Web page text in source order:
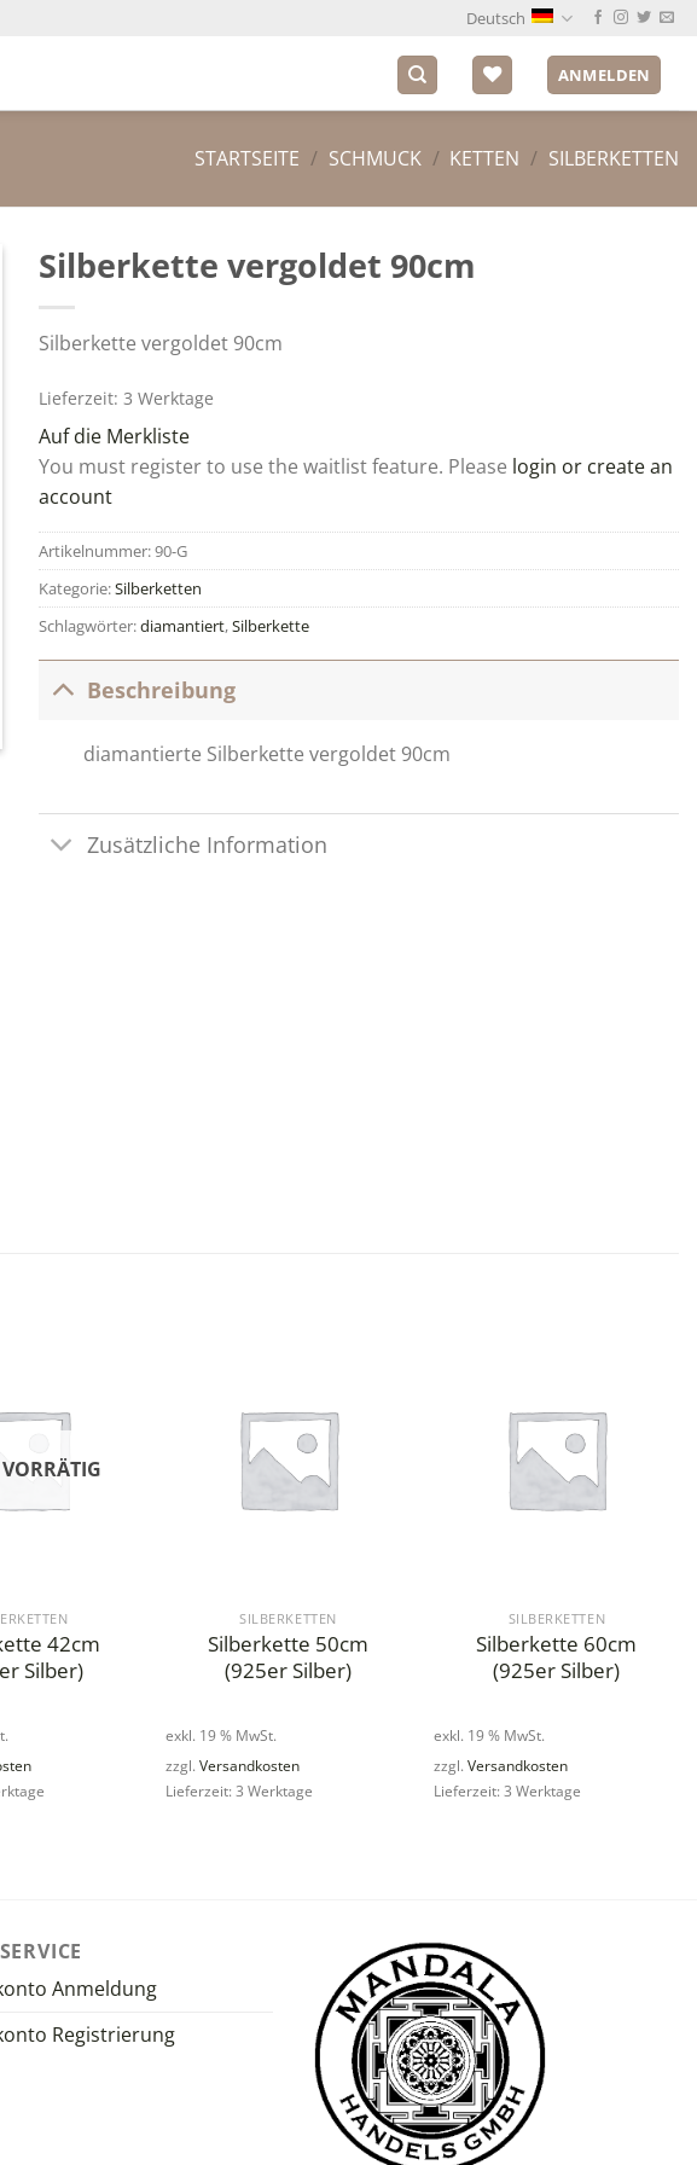
Deutsch
ANMELDEN
STARTSEITE / SCHMUCK / KETTEN / SILBERKETTEN
Silberkette vergoldet 90cm
Silberkette vergoldet 90cm
Lieferzeit: 3 Werktage
Auf die Merkliste
You must register to use the waitlist feature. Please login or create an
account
Artikelnummer:90-G
Kategorie:Silberketten
Schlagwörter:diamantiert,Silberkette
Beschreibung
diamantierte Silberkette vergoldet 90cm
Zusätzliche Information
42cm
Silber)
SILBERKETTEN
Silberkette 50cm
(925er Silber)
exkl. 19 % MwSt.
zzgl.Versandkosten
Lieferzeit: 3 Werktage
SILBERKETTEN
Silberkette 60cm
(925er Silber)
exkl. 19 % MwSt.
zzgl.Versandkosten
Lieferzeit: 3 Werktage
Anmeldung
Registrierung